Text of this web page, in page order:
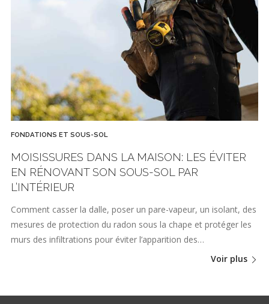
FONDATIONS ET SOUS-SOL
MOISISSURES DANS LA MAISON: LES ÉVITER
EN RÉNOVANT SON SOUS-SOL PAR
L’INTÉRIEUR
Comment casser la dalle, poser un pare-vapeur, un isolant, des
mesures de protection du radon sous la chape et protéger les
murs des infiltrations pour éviter l’apparition des…
Voir plus